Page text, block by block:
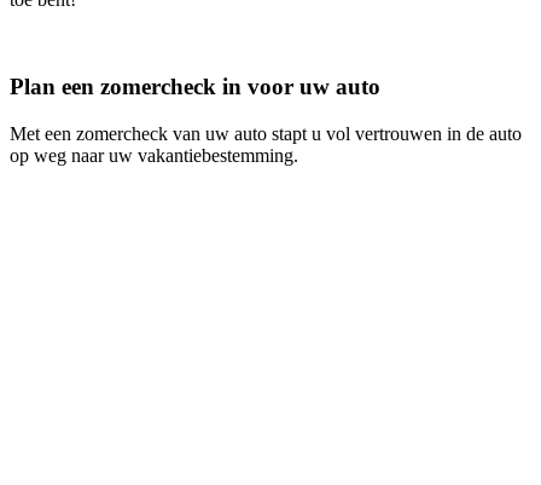
Plan een zomercheck in voor uw auto
Met een zomercheck van uw auto stapt u vol vertrouwen in de auto
op weg naar uw vakantiebestemming.